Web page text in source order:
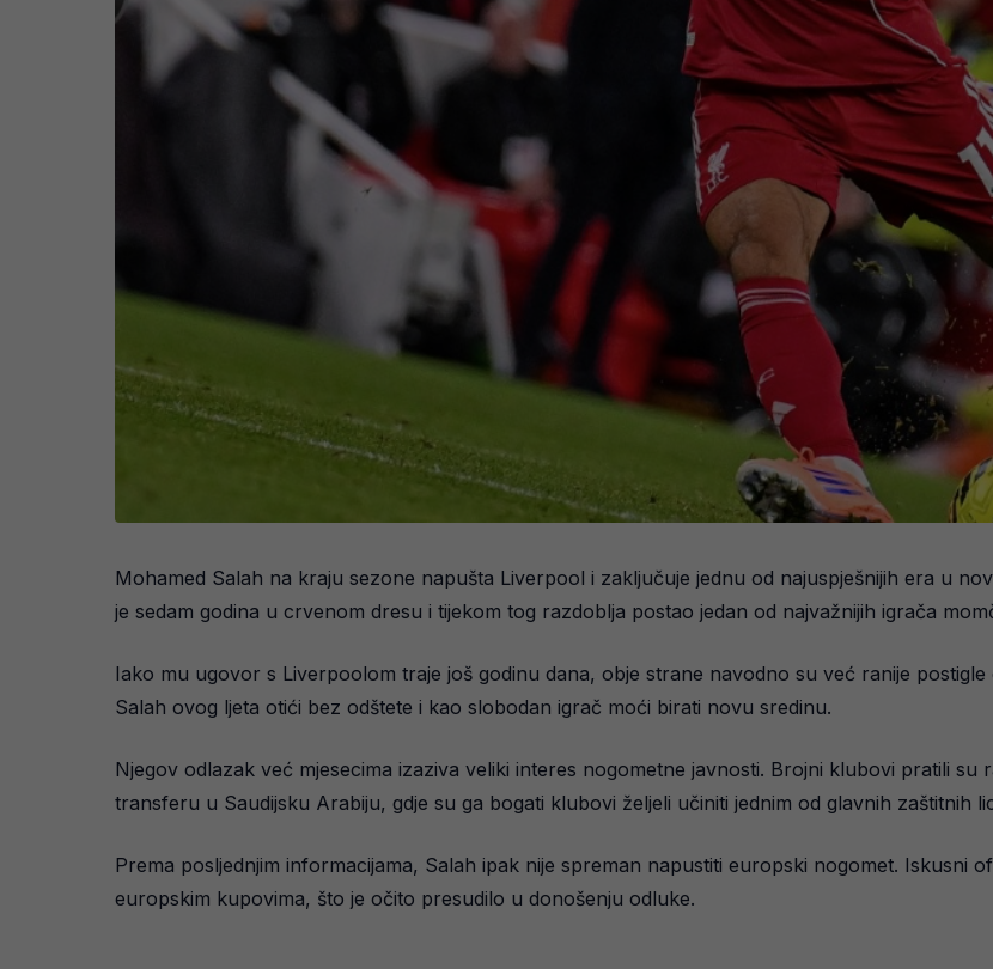
Mohamed Salah na kraju sezone napušta Liverpool i zaključuje jednu od najuspješnijih era u
je sedam godina u crvenom dresu i tijekom tog razdoblja postao jedan od najvažnijih igrača
Iako mu ugovor s Liverpoolom traje još godinu dana, obje strane navodno su već ranije
Salah ovog ljeta otići bez odštete i kao slobodan igrač moći birati novu sredinu.
Njegov odlazak već mjesecima izaziva veliki interes nogometne javnosti. Brojni klubovi pratili su
transferu u Saudijsku Arabiju, gdje su ga bogati klubovi željeli učiniti jednim od glavnih zaštitnih
Prema posljednjim informacijama, Salah ipak nije spreman napustiti europski nogomet. Iskusni
europskim kupovima, što je očito presudilo u donošenju odluke.